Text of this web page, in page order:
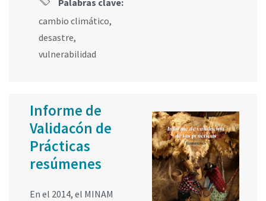
Palabras clave:
cambio climático,
desastre,
vulnerabilidad
Informe de
Validacón de
Prácticas
resúmenes
En el 2014, el MINAM